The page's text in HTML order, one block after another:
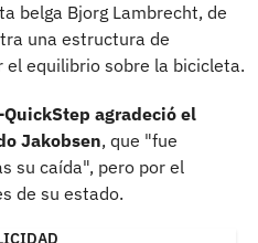
belga Bjorg Lambrecht, de
una estructura de
el equilibrio sobre la bicicleta.
agradeció el
Jakobsen, que "fue
su caída", pero por el
de su estado.